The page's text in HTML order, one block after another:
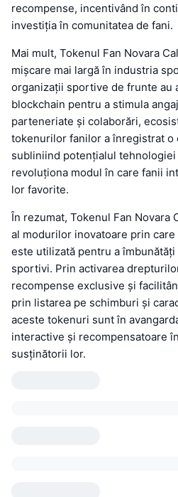
recompense, incentivând în
investiția în comunitatea de fani.
Mai mult, Tokenul Fan Novara
mișcare mai largă în industria
organizații sportive de frunte au
blockchain pentru a stimula
parteneriate și colaborări,
tokenurilor fanilor a înregistrat o
subliniind potențialul tehnologiei
revoluționa modul în care fanii
lor favorite.
În rezumat, Tokenul Fan Novara
al modurilor inovatoare prin
este utilizată pentru a
sportivi. Prin activarea
recompense exclusive și
prin listarea pe schimburi și
aceste tokenuri sunt în
interactive și recompensatoare
susținătorii lor.